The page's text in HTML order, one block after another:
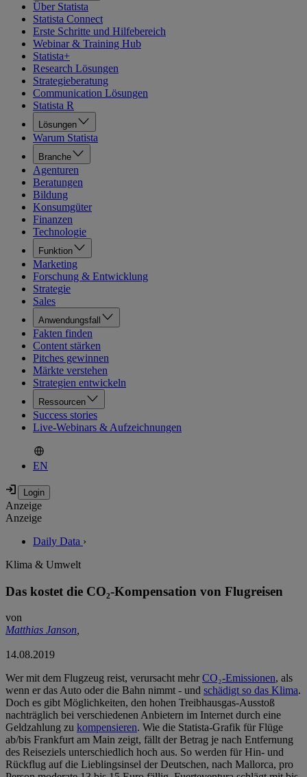
Über Statista
Statista Connect
Erste Schritte und Hilfebereich
Webinar & Training Hub
Statista+
Research Lösungen
Strategieberatung
Communication Lösungen
Statista R
Lösungen
Warum Statista
Branche
Agenturen
Beratungen
Bildung
Konsumgüter
Finanzen
Technologie
Funktion
Marketing
Forschung & Entwicklung
Strategie
Sales
Anwendungsfall
Fakten finden
Content stärken
Pitches gewinnen
Märkte verstehen
Strategien entwickeln
Ressourcen
Success stories
Live-Webinars & Aufzeichnungen
EN
Anzeige
Anzeige
Daily Data ›
Klima & Umwelt
Das kostet die CO₂-Kompensation von Flugreisen
von
Matthias Janson,
14.08.2019
Wer mit dem Flugzeug reist, verursacht mehrCO₂-Emissionen, als
wenn er das Auto oder die Bahn nimmt - und schädigt so das Klima.
Doch es gibt Möglichkeiten, den hohen Treibhausgas-Ausstoß
nachträglich bei verschiedenen Anbietern im Internet durch eine
Geldzahlung zu kompensieren. Wie die Statista-Grafik für Flüge
ab/bis Frankfurt am Main zeigt, fällt der Betrag je nach Entfernung
des Reiseziels unterschiedlich hoch aus. So werden für Hin- und
Rückflug auf die Lieblingsinsel der Deutschen, nach Mallorca, pro